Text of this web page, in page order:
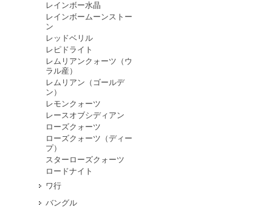
レインボー水晶
レインボームーンストー
ン
レッドベリル
レピドライト
レムリアンクォーツ（ウ
ラル産）
レムリアン（ゴールデ
ン）
レモンクォーツ
レースオブシディアン
ローズクォーツ
ローズクォーツ（ディー
プ）
スターローズクォーツ
ロードナイト
ワ行
バングル